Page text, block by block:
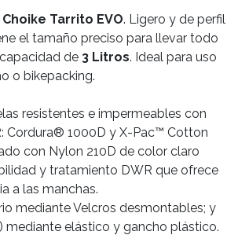
Choike Tarrito EVO. Ligero y de perfil
el tamaño preciso para llevar todo
de 3 Litros. Ideal para uso
o bikepacking.
resistentes e impermeables con
Cordura® 1000D y X-Pac™ Cotton
con Nylon 210D de color claro
y tratamiento DWR que ofrece
a las manchas.
mediante Velcros desmontables; y
mediante elástico y gancho plástico.